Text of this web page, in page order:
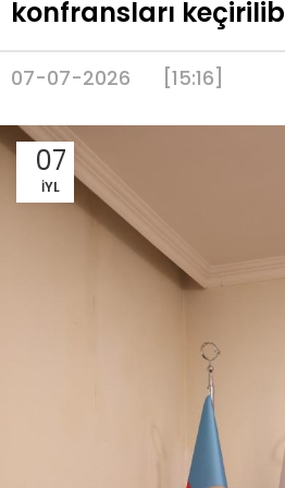
konfransları keçirilib
07-07-2026 [15:16]
07
İYL